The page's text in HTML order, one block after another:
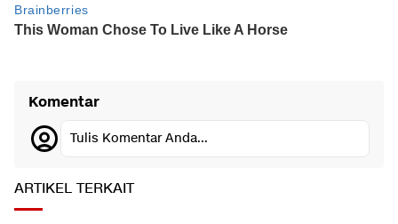
Komentar
Tulis Komentar Anda...
ARTIKEL TERKAIT